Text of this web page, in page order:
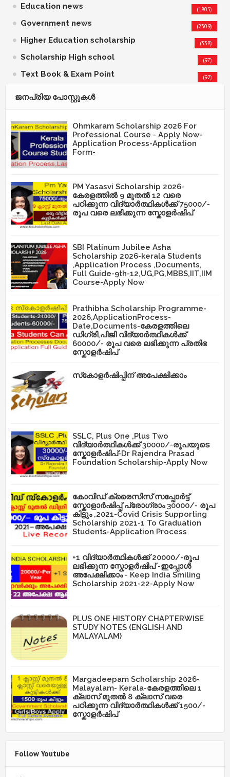
Education news (1805)
Government news (2309)
Higher Education scholarship (338)
Scholarship High school (97)
Text Book & Exam Point (92)
ജനപ്രിയ പോസ്റ്റുകള്‍‌
Ohmkaram Scholarship 2026 For
Professional Course - Apply Now-
Application Process-Application
Form-
PM Yasasvi Scholarship 2026-
കേരളത്തിൽ 9 മുതൽ 12 വരെ
പഠിക്കുന്ന വിദ്യാർത്ഥികൾക്ക് 75000/-
രൂപ വരെ ലഭിക്കുന്ന സ്കോളർഷിപ്
SBI Platinum Jubilee Asha
Scholarship 2026-kerala Students
,Application Process ,Documents,
Full Guide-9th-12,UG,PG,MBBS,IIT,IIM
Course-Apply Now
Prathibha Scholarship Programme-
2026,ApplicationProcess-
Date,Documents-കേരളത്തിലെ
ഡിഗ്രി,പിജി വിദ്യാർത്ഥികൾക്ക്
60000/- രൂപ വരെ ലഭിക്കുന്ന പ്രതിഭ
സ്കോളർഷിപ്
സ്‌കോളർഷിപ്പിന് അപേക്ഷിക്കാം
SSLC, Plus One ,Plus Two
വിദ്യാർത്ഥികൾക്ക് 30000/-രൂപയുടെ
സ്കോളർഷിപ്-Dr Rajendra Prasad
Foundation Scholarship-Apply Now
കോവിഡ് ക്രൈസിസ് സപ്പോർട്ട്
സ്കോളാർഷിപ്പ് പ്രോഗ്രാം 30000/- രൂപ
കിട്ടും ,2021-Covid Crisis Supporting
Scholarship 2021-1 To Graduation
Students-Application Process
+1 വിദ്യാർത്ഥികൾക്ക് 20000/-രൂപ
ലഭിക്കുന്ന സ്കോളർഷിപ് -ഇപ്പോൾ
അപേക്ഷിക്കാം - Keep India Smiling
Scholarship 2021-22-Apply Now
PLUS ONE HISTORY CHAPTERWISE
STUDY NOTES (ENGLISH AND
MALAYALAM)
Margadeepam Scholarship 2026-
Malayalam- Kerala-കേരളത്തിലെ 1
ക്ലാസ് മുതൽ 8 ക്ലാസ് വരെ
പഠിക്കുന്ന വിദ്യാർത്ഥികൾക്ക് 1500/-
സ്കോളർഷിപ്
Follow Youtube